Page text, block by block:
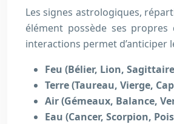
Les signes astrologiques,
élément possède ses
interactions permet d’anticiper
Feu (Bélier, Lion,
Terre (Taureau, Vierge,
Air (Gémeaux, Balance,
Eau (Cancer, Scorpion,